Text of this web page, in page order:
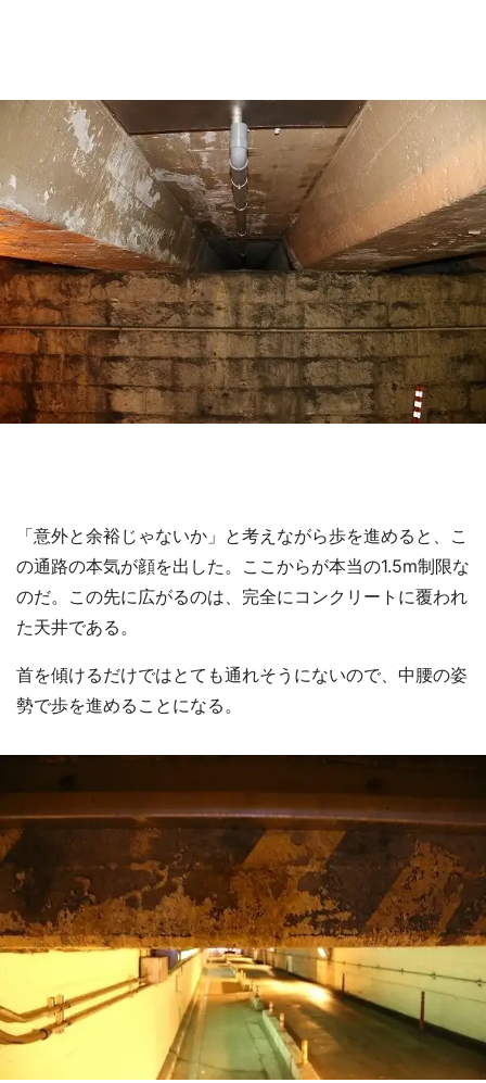
「意外と余裕じゃないか」と考えながら歩を進めると、こ
の通路の本気が顔を出した。ここからが本当の1.5m制限な
のだ。この先に広がるのは、完全にコンクリートに覆われ
た天井である。
首を傾けるだけではとても通れそうにないので、中腰の姿
勢で歩を進めることになる。